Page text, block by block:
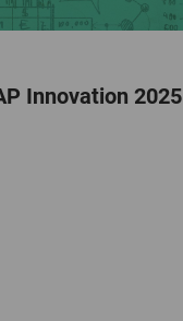
Innovation 2025